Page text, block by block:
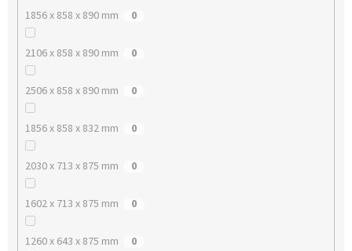
1856 x 858 x 890 mm 0
2106 x 858 x 890 mm 0
2506 x 858 x 890 mm 0
1856 x 858 x 832 mm 0
2030 x 713 x 875 mm 0
1602 x 713 x 875 mm 0
1260 x 643 x 875 mm 0